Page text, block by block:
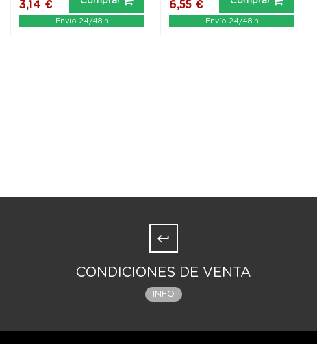
3,14 €
Envío 24/48 h
6,55 €
Envío 24/48 h
CONDICIONES DE VENTA
INFO